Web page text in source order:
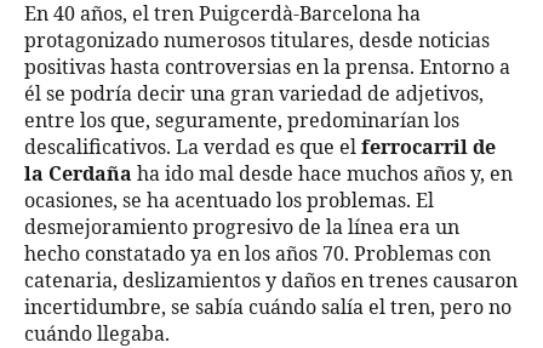
En 40 años, el tren Puigcerdà-Barcelona ha
protagonizado numerosos titulares, desde noticias
positivas hasta controversias en la prensa. Entorno a
él se podría decir una gran variedad de adjetivos,
entre los que, seguramente, predominarían los
descalificativos. La verdad es que el ferrocarril de
la Cerdaña ha ido mal desde hace muchos años y, en
ocasiones, se ha acentuado los problemas. El
desmejoramiento progresivo de la línea era un
hecho constatado ya en los años 70. Problemas con
catenaria, deslizamientos y daños en trenes causaron
incertidumbre, se sabía cuándo salía el tren, pero no
cuándo llegaba.